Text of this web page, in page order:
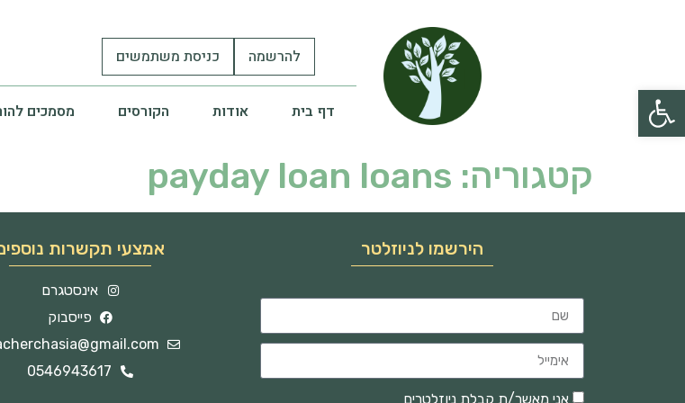
פתח סרגל נגישות
להרשמה כניסת משתמשים
דף בית אודות הקורסים מסמכים
קטגוריה: payday loan loans
הירשמו לניוזלטר
אני מאשר/ת קבלת ניוזלטרים
אמצעי תקשרות
אינסטגרם
פייסבוק
0546943617